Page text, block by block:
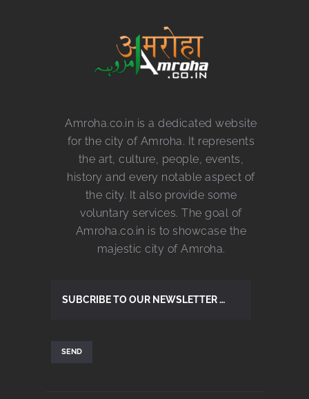
Amroha.co.in is a dedicated website
for the city of Amroha. It represents
the art, culture, people, events,
history and every notable aspect of
the city. It also provide some
voluntary services. The goal of
Amroha.co.in is to showcase the
majestic city of Amroha.